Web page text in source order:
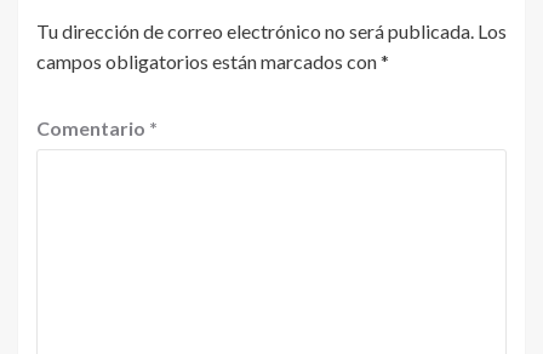
Tu dirección de correo electrónico no será publicada. Los
campos obligatorios están marcados con*
Comentario *